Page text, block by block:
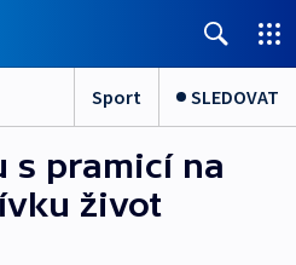
Sport SLEDOVAT
s pramicí na
život